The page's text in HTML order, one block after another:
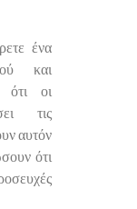
ένα
και
ότι οι
τις
αυτόν
ότι